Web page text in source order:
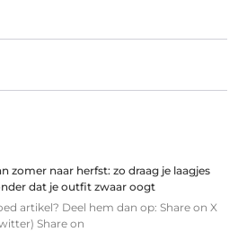
zomer naar herfst: zo draag je laagjes
dat je outfit zwaar oogt
artikel? Deel hem dan op: Share on X
Share on